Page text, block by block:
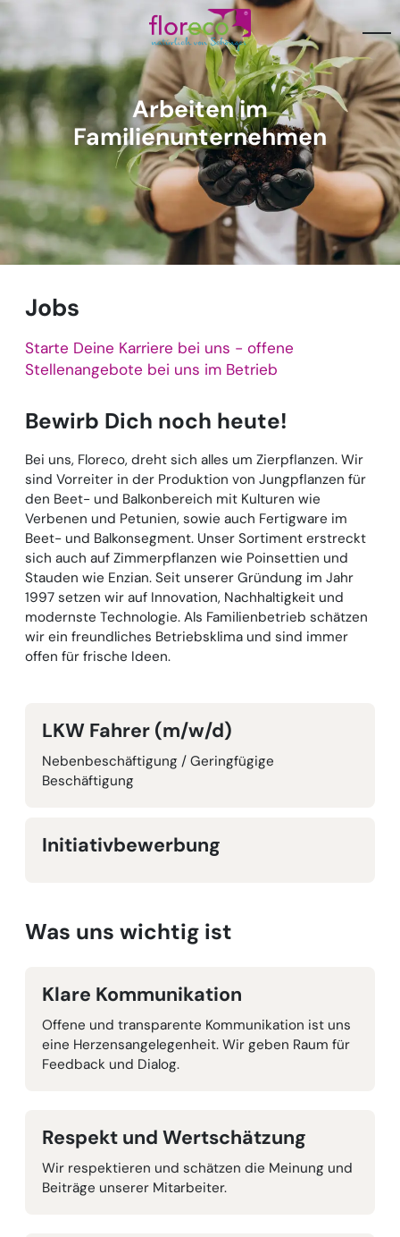
Arbeiten im
Familienunternehmen
Jobs
Starte Deine Karriere bei uns - offene
Stellenangebote bei uns im Betrieb
Bewirb Dich noch heute!
Bei uns, Floreco, dreht sich alles um Zierpflanzen. Wir
sind Vorreiter in der Produktion von Jungpflanzen für
den Beet- und Balkonbereich mit Kulturen wie
Verbenen und Petunien, sowie auch Fertigware im
Beet- und Balkonsegment. Unser Sortiment erstreckt
sich auch auf Zimmerpflanzen wie Poinsettien und
Stauden wie Enzian. Seit unserer Gründung im Jahr
1997 setzen wir auf Innovation, Nachhaltigkeit und
modernste Technologie. Als Familienbetrieb schätzen
wir ein freundliches Betriebsklima und sind immer
offen für frische Ideen.
LKW Fahrer (m/w/d)
Nebenbeschäftigung / Geringfügige
Beschäftigung
Initiativbewerbung
Was uns wichtig ist
Klare Kommunikation
Offene und transparente Kommunikation ist uns
eine Herzensangelegenheit. Wir geben Raum für
Feedback und Dialog.
Respekt und Wertschätzung
Wir respektieren und schätzen die Meinung und
Beiträge unserer Mitarbeiter.